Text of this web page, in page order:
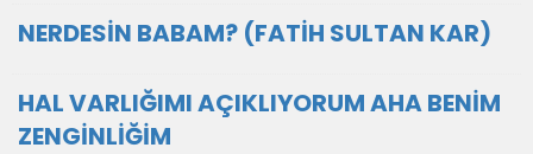
NERDESİN BABAM? (FATİH SULTAN KAR)
HAL VARLIĞIMI AÇIKLIYORUM AHA BENİM
ZENGİNLİĞİM